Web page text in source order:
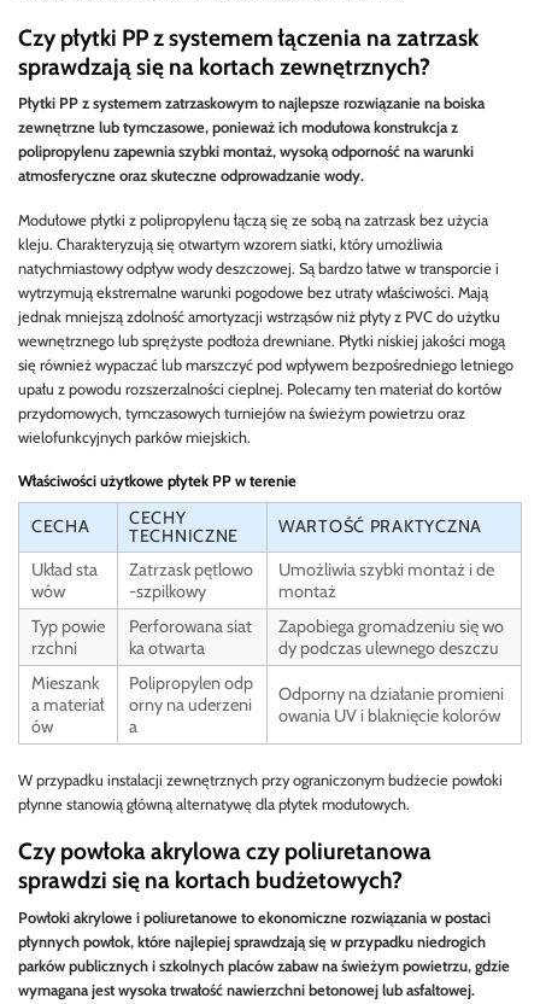
Czy płytki PP z systemem łączenia na zatrzask
sprawdzają się na kortach zewnętrznych?
Płytki PP z systemem zatrzaskowym to najlepsze rozwiązanie na boiska
zewnętrzne lub tymczasowe, ponieważ ich modułowa konstrukcja z
polipropylenu zapewnia szybki montaż, wysoką odporność na warunki
atmosferyczne oraz skuteczne odprowadzanie wody.
Modułowe płytki z polipropylenu łączą się ze sobą na zatrzask bez użycia
kleju. Charakteryzują się otwartym wzorem siatki, który umożliwia
natychmiastowy odpływ wody deszczowej. Są bardzo łatwe w transporcie i
wytrzymują ekstremalne warunki pogodowe bez utraty właściwości. Mają
jednak mniejszą zdolność amortyzacji wstrząsów niż płyty z PVC do użytku
wewnętrznego lub sprężyste podłoża drewniane. Płytki niskiej jakości mogą
się również wypaczać lub marszczyć pod wpływem bezpośredniego letniego
upału z powodu rozszerzalności cieplnej. Polecamy ten materiał do kortów
przydomowych, tymczasowych turniejów na świeżym powietrzu oraz
wielofunkcyjnych parków miejskich.
Właściwości użytkowe płytek PP w terenie
CECHA
CECHY
TECHNICZNE
WARTOŚĆ PRAKTYCZNA
Układ sta
wów
Zatrzask pętlowo
-szpilkowy
Umożliwia szybki montaż i de
montaż
Typ powie
rzchni
Perforowana siat
ka otwarta
Zapobiega gromadzeniu się wo
dy podczas ulewnego deszczu
Mieszank
a materiał
ów
Polipropylen odp
orny na uderzeni
a
Odporny na działanie promieni
owania UV i blaknięcie kolorów
W przypadku instalacji zewnętrznych przy ograniczonym budżecie powłoki
płynne stanowią główną alternatywę dla płytek modułowych.
Czy powłoka akrylowa czy poliuretanowa
sprawdzi się na kortach budżetowych?
Powłoki akrylowe i poliuretanowe to ekonomiczne rozwiązania w postaci
płynnych powłok, które najlepiej sprawdzają się w przypadku niedrogich
parków publicznych i szkolnych placów zabaw na świeżym powietrzu, gdzie
wymagana jest wysoka trwałość nawierzchni betonowej lub asfaltowej.